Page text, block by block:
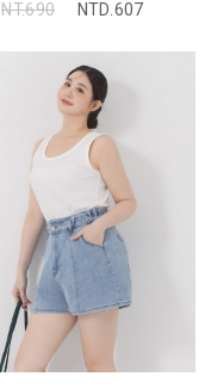
NT.690
NTD.607